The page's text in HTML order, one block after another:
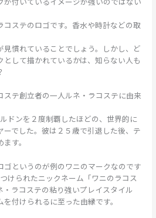
コステのロゴです。香水や時計などの取
見慣れていることでしょう。しかし、ど
して描かれているかは、知らない人も
ステ創立者の一人ルネ・ラコステに由来
ドンを２度制覇したほどの、世界的に
でした。彼は２５歳で引退した後、テ
す。
ゴというのが例のワニのマークなのです
けられたニックネーム「ワニのラコス
ラコステの粘り強いプレイスタイル
付けられるに至った由縁です。